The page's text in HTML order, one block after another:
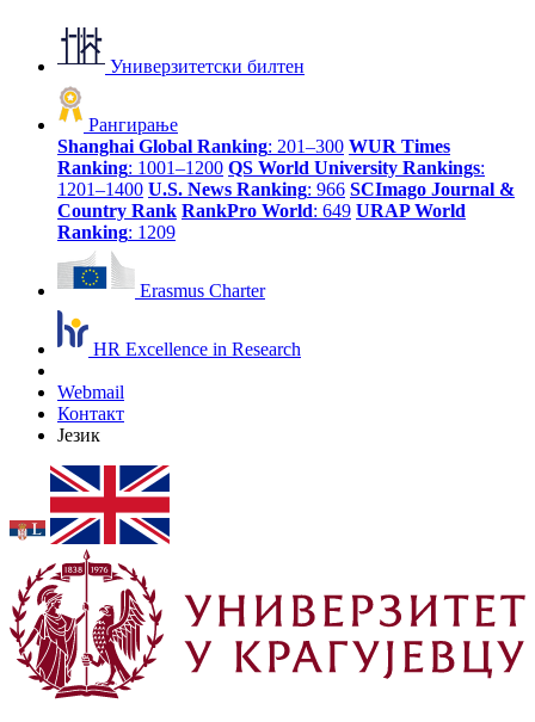
Универзитетски билтен
Рангирање
Shanghai Global Ranking: 201–300 WUR Times
Ranking: 1001–1200 QS World University Rankings:
1201–1400 U.S. News Ranking: 966 SCImago Journal &
Country Rank RankPro World: 649 URAP World
Ranking: 1209
Erasmus Charter
HR Excellence in Research
Webmail
Контакт
Језик